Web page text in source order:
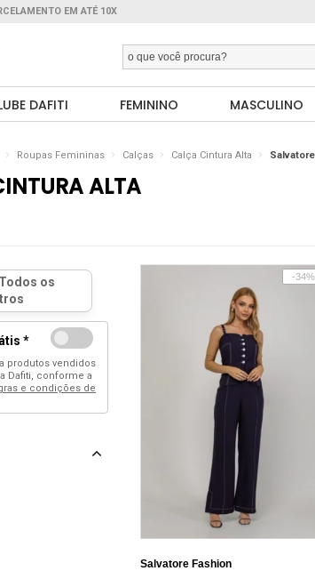
EM ATÉ 10X
DAFITI FEMININO MASCULINO
Roupas Femininas Calças Calça Cintura Alta
ALTA
*
produtos vendidos
Dafiti, conforme a
e condições de
-34%
Salvatore Fashion